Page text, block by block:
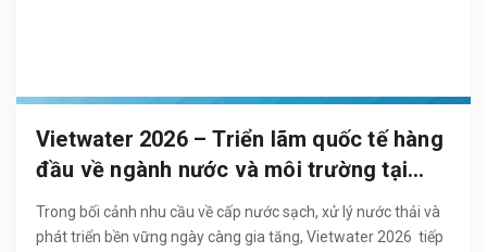
Vietwater 2026 – Triển lãm quốc tế hàng
đầu về ngành nước và môi trường tại
Việt Nam
Trong bối cảnh nhu cầu về cấp nước sạch, xử lý nước thải và
phát triển bền vững ngày càng gia tăng, Vietwater 2026 tiếp